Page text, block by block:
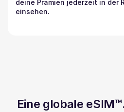
deine Prämien jederzeit in der
einsehen.
Eine globale